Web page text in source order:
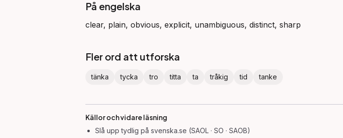
På engelska
clear, plain, obvious, explicit, unambiguous, distinct, sharp
Fler ord att utforska
tänka tycka tro titta ta tråkig tid tanke
Källor och vidare läsning
Slå upptydlig på svenska.se (SAOL · SO · SAOB)